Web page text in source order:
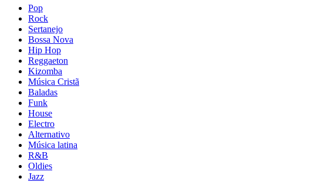
Pop
Rock
Sertanejo
Bossa Nova
Hip Hop
Reggaeton
Kizomba
Música Cristã
Baladas
Funk
House
Electro
Alternativo
Música latina
R&B
Oldies
Jazz